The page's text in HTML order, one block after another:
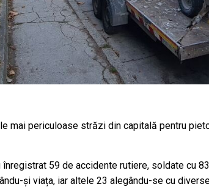
mai periculoase străzi din capitală pentru
înregistrat 59 de accidente rutiere, soldate cu
și viața, iar altele 23 alegându-se cu